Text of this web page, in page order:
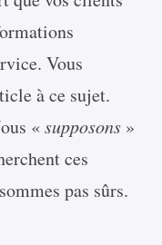
Vous
à ce sujet.
«supposons »
ces
pas sûrs.